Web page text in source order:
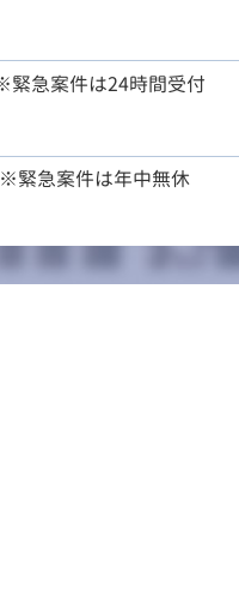
急案件は24時間受付
急案件は年中無休